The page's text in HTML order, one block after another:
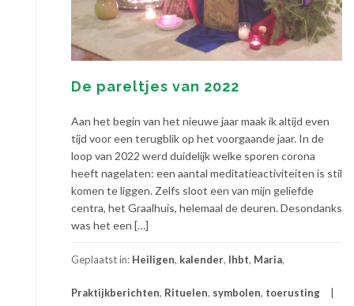
De pareltjes van 2022
Aan het begin van het nieuwe jaar maak ik altijd even
tijd voor een terugblik op het voorgaande jaar. In de
loop van 2022 werd duidelijk welke sporen corona
heeft nagelaten: een aantal meditatieactiviteiten is stil
komen te liggen. Zelfs sloot een van mijn geliefde
centra, het Graalhuis, helemaal de deuren. Desondanks
was het een […]
Geplaatst in: Heiligen, kalender, lhbt, Maria,
Praktijkberichten, Rituelen, symbolen, toerusting